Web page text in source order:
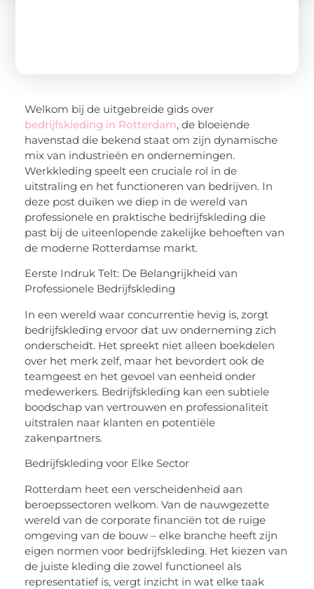
Welkom bij de uitgebreide gids over
bedrijfskleding in Rotterdam, de bloeiende
havenstad die bekend staat om zijn dynamische
mix van industrieën en ondernemingen.
Werkkleding speelt een cruciale rol in de
uitstraling en het functioneren van bedrijven. In
deze post duiken we diep in de wereld van
professionele en praktische bedrijfskleding die
past bij de uiteenlopende zakelijke behoeften van
de moderne Rotterdamse markt.
Eerste Indruk Telt: De Belangrijkheid van
Professionele Bedrijfskleding
In een wereld waar concurrentie hevig is, zorgt
bedrijfskleding ervoor dat uw onderneming zich
onderscheidt. Het spreekt niet alleen boekdelen
over het merk zelf, maar het bevordert ook de
teamgeest en het gevoel van eenheid onder
medewerkers. Bedrijfskleding kan een subtiele
boodschap van vertrouwen en professionaliteit
uitstralen naar klanten en potentiële
zakenpartners.
Bedrijfskleding voor Elke Sector
Rotterdam heet een verscheidenheid aan
beroepssectoren welkom. Van de nauwgezette
wereld van de corporate financiën tot de ruige
omgeving van de bouw – elke branche heeft zijn
eigen normen voor bedrijfskleding. Het kiezen van
de juiste kleding die zowel functioneel als
representatief is, vergt inzicht in wat elke taak